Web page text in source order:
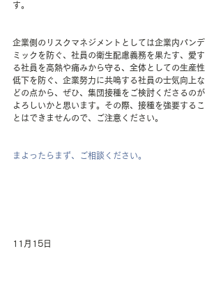
す。
企業側のリスクマネジメントとしては企業内パンデ
ミックを防ぐ、社員の衛生配慮義務を果たす、愛す
る社員を高熱や痛みから守る、全体としての生産性
低下を防ぐ、企業努力に共鳴する社員の士気向上な
どの点から、ぜひ、集団接種をご検討くださるのが
よろしいかと思います。その際、接種を強要するこ
とはできませんので、ご注意ください。
まよったらまず、ご相談ください。
11月15日